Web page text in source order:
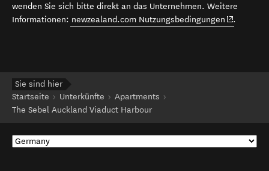
wenden Sie sich bitte direkt an das Unternehmen. Weitere
Informationen: newzealand.com Nutzungsbedingungen (opens in
.
Sie sind hier
Startseite
Unterkünfte
Apartments
The Sebel Auckland Viaduct Harbour